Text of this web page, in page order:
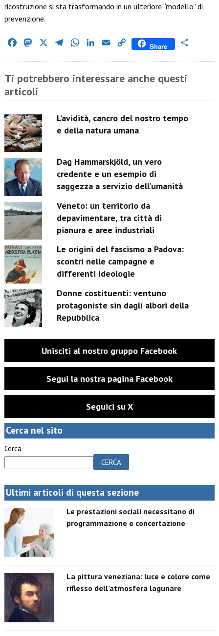
ricostruzione si sta trasformando in un ulteriore “modello” di
prevenzione.
FacebookMastodon TelegramWhatsAppLinkedIn
Email Copy
Share
Ti potrebbero interessare anche questi
articoli
L’avidità, cancro del nostro tempo
e della natura umana
Dag Hammarskjöld, un vero
credente e un esempio di
saggezza a servizio dell’umanità
Veneto: un territorio da
depavimentare, tra città di
pianura e aree industriali
Le origini del fascismo a Padova:
scontri nelle campagne e
differenti ideologie
Donne costituenti: ventuno
protagoniste sin dagli albori della
Repubblica
Unisciti al nostro gruppo Facebook
Segui la nostra pagina Facebook
Seguici su X
Cerca nel sito
Cerca
CERCA
Ultimi articoli di questa sezione
Le prestazioni sociali necessitano di
programmazione e concertazione
La pittura veneziana: luce e colore come
riflesso dell’atmosfera lagunare